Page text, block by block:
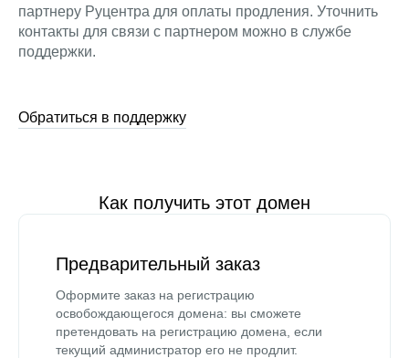
партнеру Руцентра для оплаты продления. Уточнить
контакты для связи с партнером можно в службе
поддержки.
Обратиться в поддержку
Как получить этот домен
Предварительный заказ
Оформите заказ на регистрацию
освобождающегося домена: вы сможете
претендовать на регистрацию домена, если
текущий администратор его не продлит.